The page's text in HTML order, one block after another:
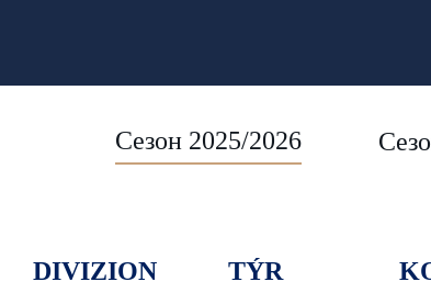
Сезон 2025/2026
DIVIZION
TÝR